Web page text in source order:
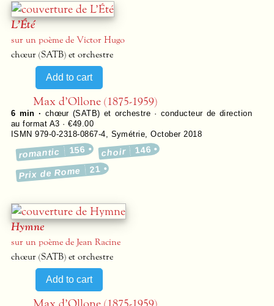
L’Été
sur un poème de Victor Hugo
chœur (SATB) et orchestre
Max d’Ollone (1875-1959)
6 min · chœur (SATB) et orchestre · conducteur de direction
au format A3 · €49.00
ISMN 979-0-2318-0867-4
Symétrie ,October 2018
romantic 156 choir 146
Prix de Rome 21
Hymne
sur un poème de Jean Racine
chœur (SATB) et orchestre